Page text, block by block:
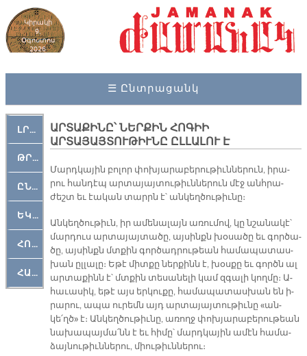
Կիրակի
9,
Օգոստոս
2026
☰ Ընտրացանկ
ԼՐԱՀՈՍ
ԹՐՔԱՀԱՅ ԿԵԱՆՔ
ԸՆԿԵՐԱՄՇԱԿՈՒԹԱՅԻՆ
ԵԿԵՂԵՑԱԿԱՆ
ՀՈԳԵՄՏԱՒՈՐ
ՀԱՐԹԱԿ
ԱՐՏԱՔԻՆԸ՝ ՆԵՐՔԻՆ ՀՈԳԻԻ
ԱՐՏԱՅԱՅՏՈՒԹԻՒՆԸ ԸԼԼԱԼՈՒ Է
Մարդ­կա­յին բո­լոր փոխ­յա­րա­բե­րու­թիւն­նե­րուն, ի­րա­
րու հան­դէպ ար­տա­յայ­տու­թիւն­նե­րուն մէջ անհ­րա­
ժեշտ եւ էա­կան տարրն է՝ ան­կեղ­ծու­թիւ­նը։
Ան­կեղ­ծու­թիւն, իր ա­մե­նա­լայն ա­ռու­մով, կը նշա­նա­կէ՝
մար­դուս ար­տա­յայ­տա­ծը, այ­սինքն խօ­սա­ծը եւ գոր­ծա­
ծը, այ­սինքն մտքին գոր­ծադ­րու­թեան հա­մա­պա­տաս­
խան ըլ­լա­լը։ Ե­թէ միտ­քը ներ­քինն է, խօս­քը եւ գործն ալ
ար­տա­քինն է՝ մտքին տե­սա­նե­լի կամ զգա­լի կող­մը։ Ա­
հա­ւա­սիկ, ե­թէ այս եր­կու­քը, հա­մա­պա­տաս­խան են ի­
րա­րու, ա­պա ու­րեմն այդ ար­տա­յայ­տու­թիւ­նը «ան­
կե՛ղծ» է։ Ան­կեղ­ծու­թիւ­նը, ա­ռողջ փոխ­յա­րա­բե­րու­թեան
նա­խա­պայ­մա՛նն է եւ հի­մը՝ մարդ­կա­յին ա­մէն հա­մա­
ձայ­նու­թիւն­նե­րու, միու­թիւն­նե­րու։